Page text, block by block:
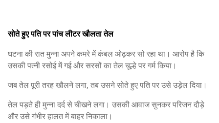
सोते हुए पति पर पांच लीटर खौलता तेल
घटना की रात मुन्ना अपने कमरे में कंबल ओढ़कर सो रहा था। आरोप है कि
उसकी पत्नी रसोई में गई और सरसों का तेल चूल्हे पर गर्म किया।
जब तेल पूरी तरह खौलने लगा, तब उसने सोते हुए पति पर उसे उड़ेल दिया।
तेल पड़ते ही मुन्ना दर्द से चीखने लगा। उसकी आवाज सुनकर परिजन दौड़े
और उसे गंभीर हालत में बाहर निकाला।